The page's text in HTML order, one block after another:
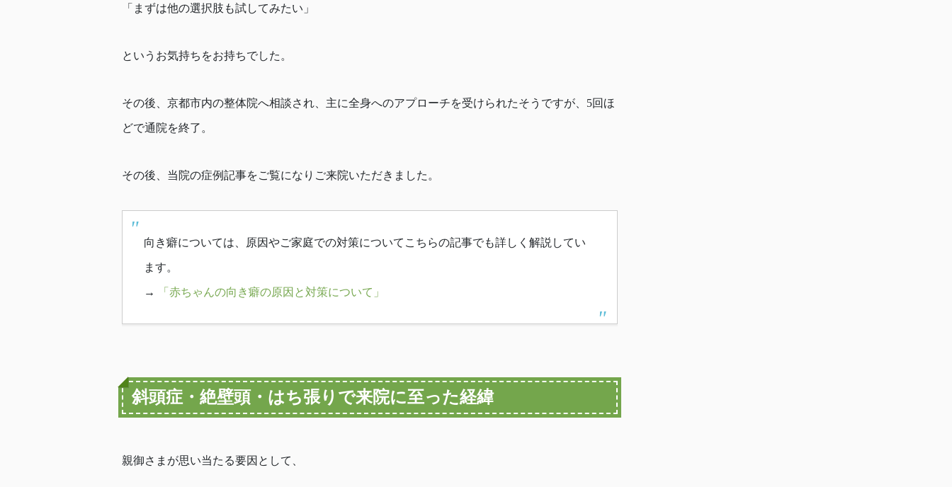
「まずは他の選択肢も試してみたい」
というお気持ちをお持ちでした。
その後、京都市内の整体院へ相談され、主に全身へのアプローチを受けられたそうですが、5回ほ
どで通院を終了。
その後、当院の症例記事をご覧になりご来院いただきました。
向き癖については、原因やご家庭での対策についてこちらの記事でも詳しく解説してい
ます。
→ 「赤ちゃんの向き癖の原因と対策について」
斜頭症・絶壁頭・はち張りで来院に至った経緯
親御さまが思い当たる要因として、